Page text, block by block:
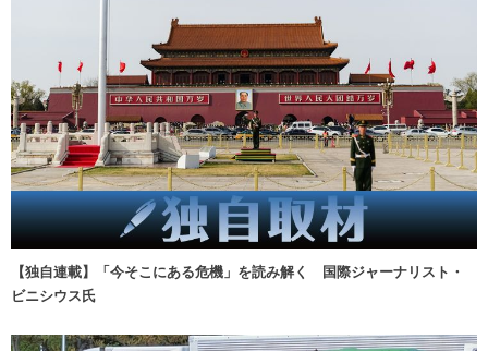
【独自連載】「今そこにある危機」を読み解く 国際ジャーナリスト・
ビニシウス氏